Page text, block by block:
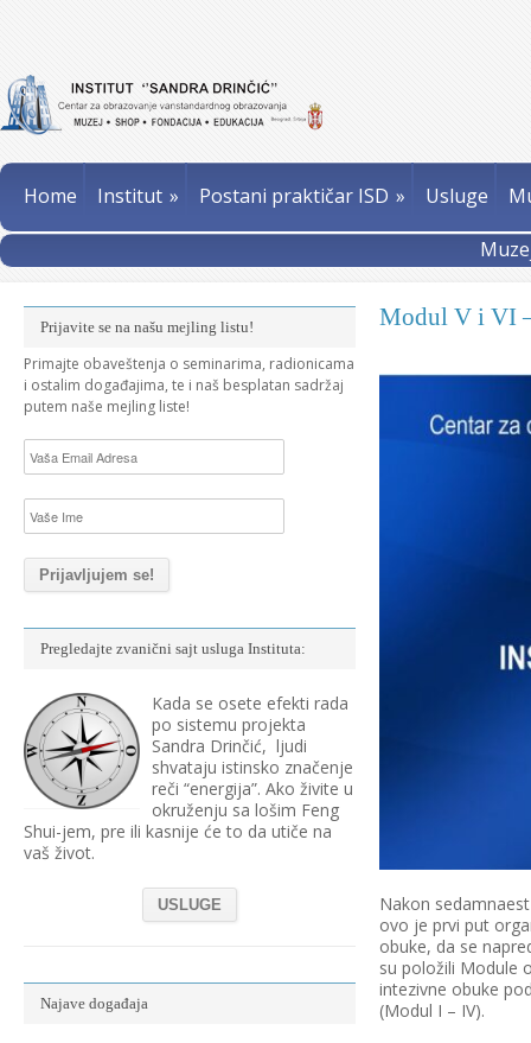
Home Institut » Postani praktičar ISD » Usluge
Modul V i VI
Nakon
ovo je prvi put
obuke, da se
su položili Module
intezivne obuke
(Modul I – IV).
Prijavite se na našu mejling listu!
Primajte obaveštenja o seminarima, radionicama
i ostalim događajima, te i naš besplatan sadržaj
putem naše mejling liste!
Pregledajte zvanični sajt usluga Instituta:
Kada se osete efekti rada
po sistemu projekta
Sandra Drinčić, ljudi
shvataju istinsko značenje
reči “energija”. Ako živite u
okruženju sa lošim Feng
Shui-jem, pre ili kasnije će to da utiče na
vaš život.
USLUGE
Najave događaja